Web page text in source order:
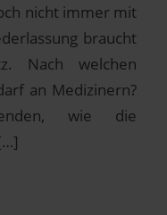
nicht immer mit
braucht
Nach welchen
an Medizinern?
wie die